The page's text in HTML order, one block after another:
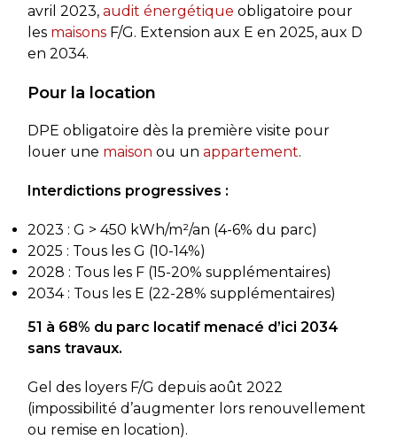
avril 2023, audit énergétique obligatoire pour
les maisonsF/G. Extension aux E en 2025, aux D
en 2034.
Pour la location
DPE obligatoire dès la première visite pour
louer une maison ou un appartement.
Interdictions progressives :
2023 : G > 450 kWh/m²/an (4-6% du parc)
2025 : Tous les G (10-14%)
2028 : Tous les F (15-20% supplémentaires)
2034 : Tous les E (22-28% supplémentaires)
51 à 68% du parc locatif menacé d’ici 2034
sans travaux.
Gel des loyers F/G depuis août 2022
(impossibilité d’augmenter lors renouvellement
ou remise en location).